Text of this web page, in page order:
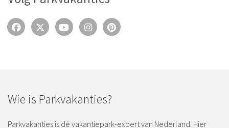
Wie is Parkvakanties?
Parkvakanties is dé vakantiepark-expert van Nederland. Hier